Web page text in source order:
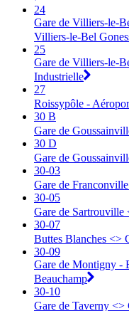
24
Gare de Villiers-le-
Villiers-le-Bel
25
Gare de Villiers-le-
Industrielle
27
Roissypôle -
30 B
Gare de
30 D
Gare de
30-03
Gare de
30-05
Gare de Sartrouville
30-07
Buttes Blanches <>
30-09
Gare de Montigny -
Beauchamp
30-10
Gare de Taverny